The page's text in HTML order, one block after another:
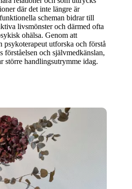
där det inte längre är
scheman bidrar till
livsmönster och därmed ofta
ohälsa. Genom att
psykoterapeut utforska och förstå
förståelsen och självmedkänslan,
större handlingsutrymme idag.